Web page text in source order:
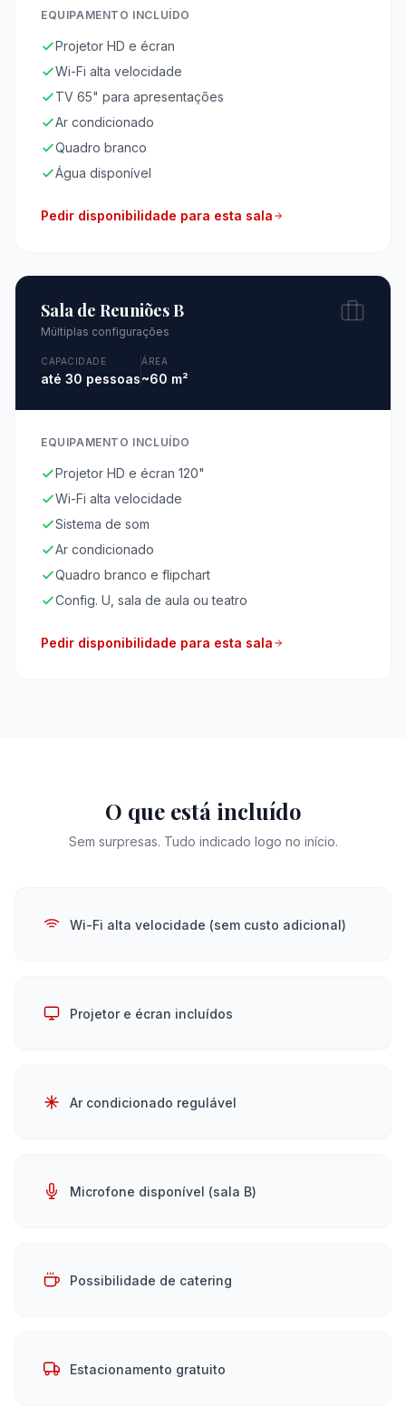
EQUIPAMENTO INCLUÍDO
Projetor HD e écran
Wi-Fi alta velocidade
TV 65" para apresentações
Ar condicionado
Quadro branco
Água disponível
Pedir disponibilidade para esta sala
Sala de Reuniões B
Múltiplas configurações
CAPACIDADE
até 30 pessoas
ÁREA
~60 m²
EQUIPAMENTO INCLUÍDO
Projetor HD e écran 120"
Wi-Fi alta velocidade
Sistema de som
Ar condicionado
Quadro branco e flipchart
Config. U, sala de aula ou teatro
Pedir disponibilidade para esta sala
O que está incluído
Sem surpresas. Tudo indicado logo no início.
Wi-Fi alta velocidade (sem custo adicional)
Projetor e écran incluídos
Ar condicionado regulável
Microfone disponível (sala B)
Possibilidade de catering
Estacionamento gratuito